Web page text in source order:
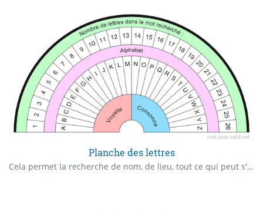
Planche des lettres
Cela permet la recherche de nom, de lieu, tout ce qui peut s'écrire en lettres